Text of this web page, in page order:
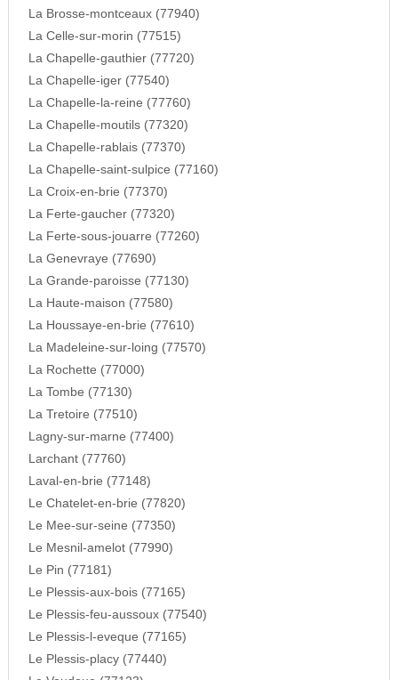
La Brosse-montceaux (77940)
La Celle-sur-morin (77515)
La Chapelle-gauthier (77720)
La Chapelle-iger (77540)
La Chapelle-la-reine (77760)
La Chapelle-moutils (77320)
La Chapelle-rablais (77370)
La Chapelle-saint-sulpice (77160)
La Croix-en-brie (77370)
La Ferte-gaucher (77320)
La Ferte-sous-jouarre (77260)
La Genevraye (77690)
La Grande-paroisse (77130)
La Haute-maison (77580)
La Houssaye-en-brie (77610)
La Madeleine-sur-loing (77570)
La Rochette (77000)
La Tombe (77130)
La Tretoire (77510)
Lagny-sur-marne (77400)
Larchant (77760)
Laval-en-brie (77148)
Le Chatelet-en-brie (77820)
Le Mee-sur-seine (77350)
Le Mesnil-amelot (77990)
Le Pin (77181)
Le Plessis-aux-bois (77165)
Le Plessis-feu-aussoux (77540)
Le Plessis-l-eveque (77165)
Le Plessis-placy (77440)